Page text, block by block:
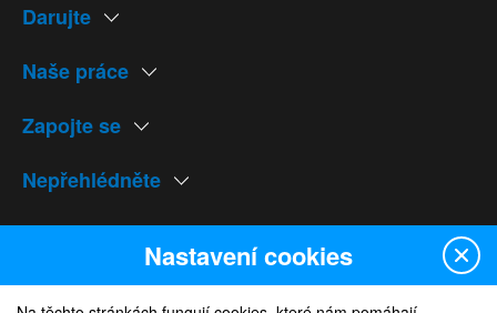
Darujte
Naše práce
Zapojte se
Nepřehlédněte
Naše weby
Nastavení cookies